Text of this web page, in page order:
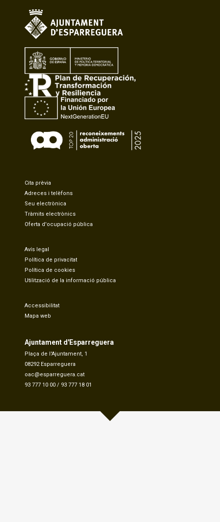
Cita prèvia
Adreces i telèfons
Seu electrònica
Tràmits electrònics
Oferta d'ocupació pública
Avís legal
Política de privacitat
Política de cookies
Utilització de la informació pública
Accessibilitat
Mapa web
Ajuntament d'Esparreguera
Plaça de l'Ajuntament, 1
08292 Esparreguera
oac@esparreguera.cat
93 777 10 00 / 93 777 18 01